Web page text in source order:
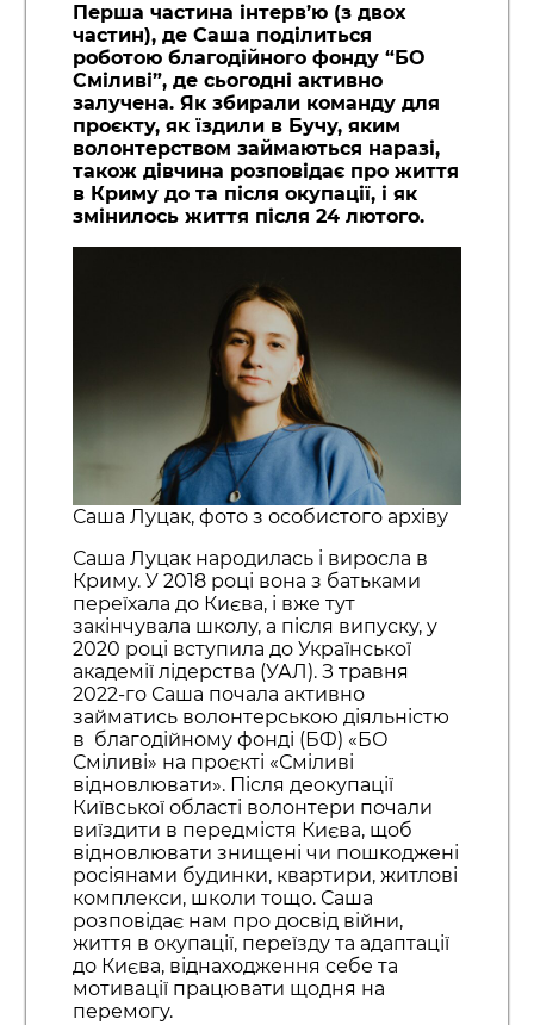
Перша частина інтерв’ю (з двох
частин), де Саша поділиться
роботою благодійного фонду “БО
Сміливі”, де сьогодні активно
залучена. Як збирали команду для
проєкту, як їздили в Бучу, яким
волонтерством займаються наразі,
також дівчина розповідає про життя
в Криму до та після окупації, і як
змінилось життя після 24 лютого.
Саша Луцак, фото з особистого архіву
Саша Луцак народилась і виросла в
Криму. У 2018 році вона з батьками
переїхала до Києва, і вже тут
закінчувала школу, а після випуску, у
2020 році вступила до Української
академії лідерства (УАЛ). З травня
2022-го Саша почала активно
займатись волонтерською діяльністю
в благодійному фонді (БФ) «БО
Сміливі» на проєкті «Сміливі
відновлювати». Після деокупації
Київської області волонтери почали
виїздити в передмістя Києва, щоб
відновлювати знищені чи пошкоджені
росіянами будинки, квартири, житлові
комплекси, школи тощо. Саша
розповідає нам про досвід війни,
життя в окупації, переїзду та адаптації
до Києва, віднаходження себе та
мотивації працювати щодня на
перемогу.